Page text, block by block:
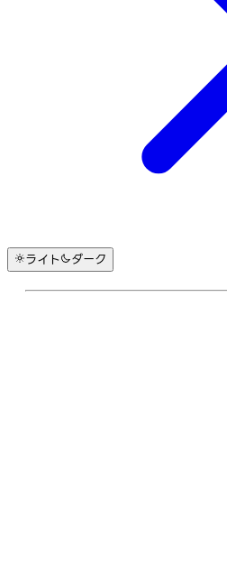
ライト ダーク